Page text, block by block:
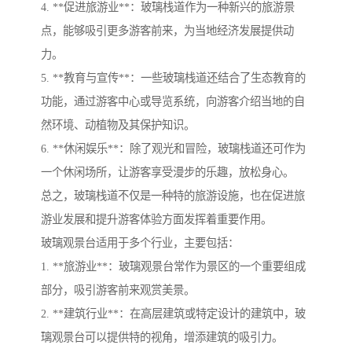
4. **促进旅游业**：玻璃栈道作为一种新兴的旅游景
点，能够吸引更多游客前来，为当地经济发展提供动
力。
5. **教育与宣传**：一些玻璃栈道还结合了生态教育的
功能，通过游客中心或导览系统，向游客介绍当地的自
然环境、动植物及其保护知识。
6. **休闲娱乐**：除了观光和冒险，玻璃栈道还可作为
一个休闲场所，让游客享受漫步的乐趣，放松身心。
总之，玻璃栈道不仅是一种特的旅游设施，也在促进旅
游业发展和提升游客体验方面发挥着重要作用。
玻璃观景台适用于多个行业，主要包括：
1. **旅游业**：玻璃观景台常作为景区的一个重要组成
部分，吸引游客前来观赏美景。
2. **建筑行业**：在高层建筑或特定设计的建筑中，玻
璃观景台可以提供特的视角，增添建筑的吸引力。